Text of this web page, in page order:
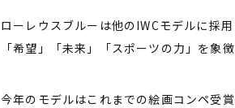
ローレウスブルーは他のIWCモデルに採
「希望」「未来」「スポーツの力」を象
今年のモデルはこれまでの絵画コンペ受